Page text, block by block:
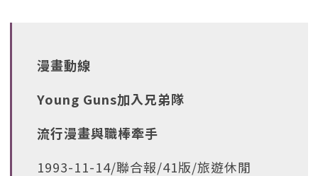
漫畫動線
Young Guns加入兄弟隊
流行漫畫與職棒牽手
1993-11-14/聯合報/41版/旅遊休閒